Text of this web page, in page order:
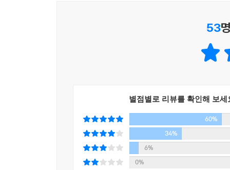
옹색한 집이었다. 요즘 대학생들처럼 차일피일
때다. 아내가 패물을 전당포에 맡기고, 처형에게
* 대한민국 최초로 3D 열처리업체를 상장시키다
2002년, 창업한 지 14년 만에 대한민국 최초로
일찍이 기술개발(R&D)의 중요성을 인식하고 중
53
별점별로 리뷰를 확인해 보세
60%
34%
6%
0%